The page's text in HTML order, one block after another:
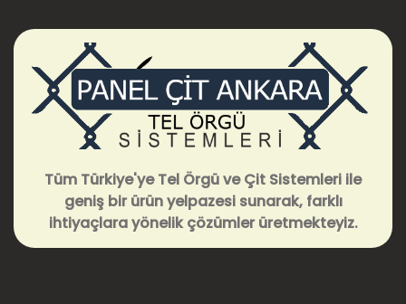
Tüm Türkiye'ye Tel Örgü ve Çit Sistemleri ile
geniş bir ürün yelpazesi sunarak, farklı
ihtiyaçlara yönelik çözümler üretmekteyiz.